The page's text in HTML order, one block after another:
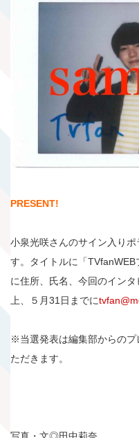
PRESENT!
小泉光咲さんのサイン入り
す。タイトルに「
に住所、氏名、今回のイン
上、５月31日までに
※当選発表は編集部からの
ただきます。